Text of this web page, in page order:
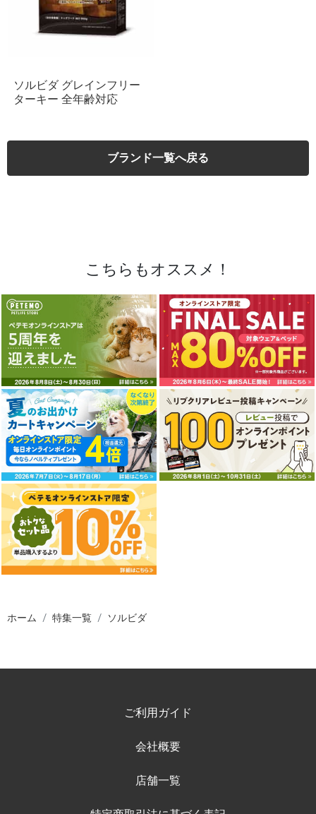
ソルビダ グレインフリー
ターキー 全年齢対応
ブランド一覧へ戻る
こちらもオススメ！
ホーム 特集一覧 ソルビダ
ご利用ガイド
会社概要
店舗一覧